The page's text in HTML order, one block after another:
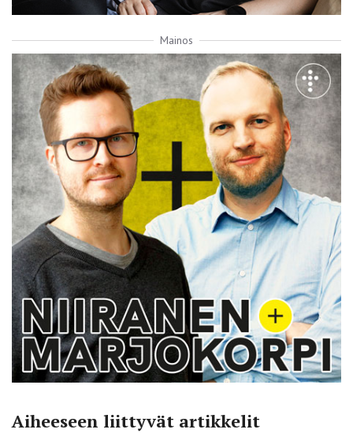
Mainos
Aiheeseen liittyvät artikkelit